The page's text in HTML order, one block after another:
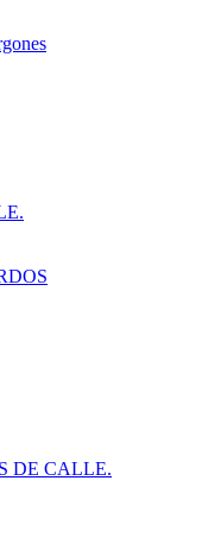
DE CALLE.